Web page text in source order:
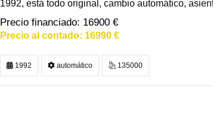
1992, está todo original, cambio automático,
16900 €
16990 €
1992 automático 135000